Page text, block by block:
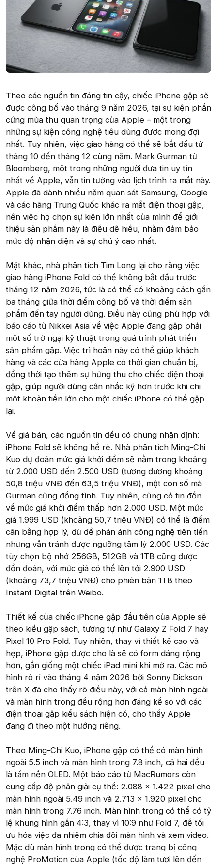
Theo các nguồn tin đáng tin cậy, chiếc iPhone gập sẽ
được công bố vào tháng 9 năm 2026, tại sự kiện phần
cứng mùa thu quan trọng của Apple – một trong
những sự kiện công nghệ tiêu dùng được mong đợi
nhất. Tuy nhiên, việc giao hàng có thể sẽ bắt đầu từ
tháng 10 đến tháng 12 cùng năm. Mark Gurman từ
Bloomberg, một trong những người đưa tin uy tín
nhất về Apple, vẫn tin tưởng vào lịch trình ra mắt này.
Apple đã dành nhiều năm quan sát Samsung, Google
và các hãng Trung Quốc khác ra mắt điện thoại gập,
nên việc họ chọn sự kiện lớn nhất của mình để giới
thiệu sản phẩm này là điều dễ hiểu, nhằm đảm bảo
mức độ nhận diện và sự chú ý cao nhất.
Mặt khác, nhà phân tích Tim Long lại cho rằng việc
giao hàng iPhone Fold có thể không bắt đầu trước
tháng 12 năm 2026, tức là có thể có khoảng cách gần
ba tháng giữa thời điểm công bố và thời điểm sản
phẩm đến tay người dùng. Điều này cũng phù hợp với
báo cáo từ Nikkei Asia về việc Apple đang gặp phải
một số trở ngại kỹ thuật trong quá trình phát triển
sản phẩm gập. Việc trì hoãn này có thể giúp khách
hàng và các cửa hàng Apple có thời gian chuẩn bị,
đồng thời tạo thêm sự hứng thú cho chiếc điện thoại
gập, giúp người dùng cân nhắc kỹ hơn trước khi chi
một khoản tiền lớn cho một chiếc iPhone có thể gập
lại.
Về giá bán, các nguồn tin đều có chung nhận định:
iPhone Fold sẽ không hề rẻ. Nhà phân tích Ming-Chi
Kuo dự đoán mức giá khởi điểm sẽ nằm trong khoảng
từ 2.000 USD đến 2.500 USD (tương đương khoảng
50,8 triệu VNĐ đến 63,5 triệu VNĐ), một con số mà
Gurman cũng đồng tình. Tuy nhiên, cũng có tin đồn
về mức giá khởi điểm thấp hơn 2.000 USD. Một mức
giá 1.999 USD (khoảng 50,7 triệu VNĐ) có thể là điểm
cân bằng hợp lý, đủ để phản ánh công nghệ tiên tiến
nhưng vẫn tránh được ngưỡng tâm lý 2.000 USD. Các
tùy chọn bộ nhớ 256GB, 512GB và 1TB cũng được
đồn đoán, với mức giá có thể lên tới 2.900 USD
(khoảng 73,7 triệu VNĐ) cho phiên bản 1TB theo
Instant Digital trên Weibo.
Thiết kế của chiếc iPhone gập đầu tiên của Apple sẽ
theo kiểu gập sách, tương tự như Galaxy Z Fold 7 hay
Pixel 10 Pro Fold. Tuy nhiên, thay vì thiết kế cao và
hẹp, iPhone gập được cho là sẽ có form dáng rộng
hơn, gần giống một chiếc iPad mini khi mở ra. Các mô
hình rò rỉ vào tháng 4 năm 2026 bởi Sonny Dickson
trên X đã cho thấy rõ điều này, với cả màn hình ngoài
và màn hình trong đều rộng hơn đáng kể so với các
điện thoại gập kiểu sách hiện có, cho thấy Apple
đang đi theo một hướng riêng.
Theo Ming-Chi Kuo, iPhone gập có thể có màn hình
ngoài 5.5 inch và màn hình trong 7.8 inch, cả hai đều
là tấm nền OLED. Một báo cáo từ MacRumors còn
cung cấp độ phân giải cụ thể: 2.088 x 1.422 pixel cho
màn hình ngoài 5.49 inch và 2.713 x 1.920 pixel cho
màn hình trong 7.76 inch. Màn hình trong có thể có tỷ
lệ khung hình gần 4:3, thay vì 10:9 như Fold 7, để tối
ưu hóa việc đa nhiệm chia đôi màn hình và xem video.
Mặc dù màn hình trong có thể được trang bị công
nghệ ProMotion của Apple (tốc độ làm tươi lên đến